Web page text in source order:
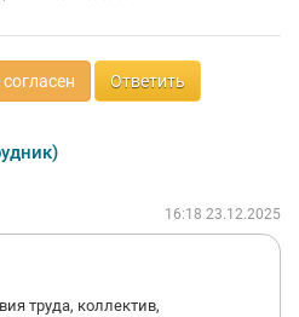
Ответить
16:18 23.12.2025
труда, коллектив,